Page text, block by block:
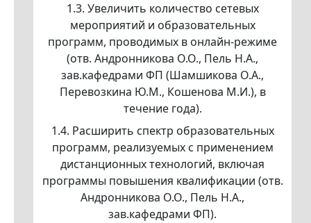
1.3. Увеличить количество сетевых
мероприятий и образовательных
программ, проводимых в онлайн-режиме
(отв. Андронникова О.О., Пель Н.А.,
зав.кафедрами ФП (Шамшикова О.А.,
Перевозкина Ю.М., Кошенова М.И.), в
течение года).
1.4. Расширить спектр образовательных
программ, реализуемых с применением
дистанционных технологий, включая
программы повышения квалификации (отв.
Андронникова О.О., Пель Н.А.,
зав.кафедрами ФП).